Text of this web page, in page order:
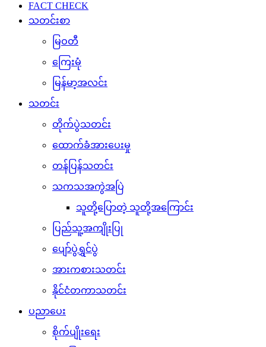
FACT CHECK
သတင်းစာ
မြဝတီ
ကြေးမုံ
မြန်မာ့အလင်း
သတင်း
တိုက်ပွဲသတင်း
ထောက်ခံအားပေးမှု
တန်ပြန်သတင်း
သကသအကွဲအပြဲ
သူတို့ပြောတဲ့ သူတို့အကြောင်း
ပြည်သူ့အကျိုးပြု
ပျော်ပွဲရွှင်ပွဲ
အားကစားသတင်း
နိုင်ငံတကာသတင်း
ပညာပေး
စိုက်ပျိုးရေး